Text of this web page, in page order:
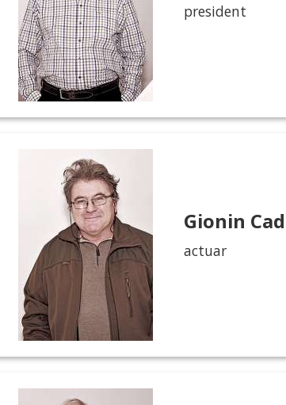
president
Gionin
actuar